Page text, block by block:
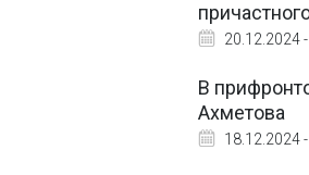
20.12.2024 -
В
Ахметова
18.12.2024